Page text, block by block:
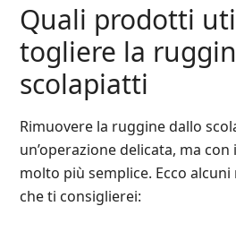
Quali prodotti
togliere la
scolapiatti
Rimuovere la ruggine dallo
un’operazione delicata, ma
molto più semplice. Ecco
che ti consiglierei: